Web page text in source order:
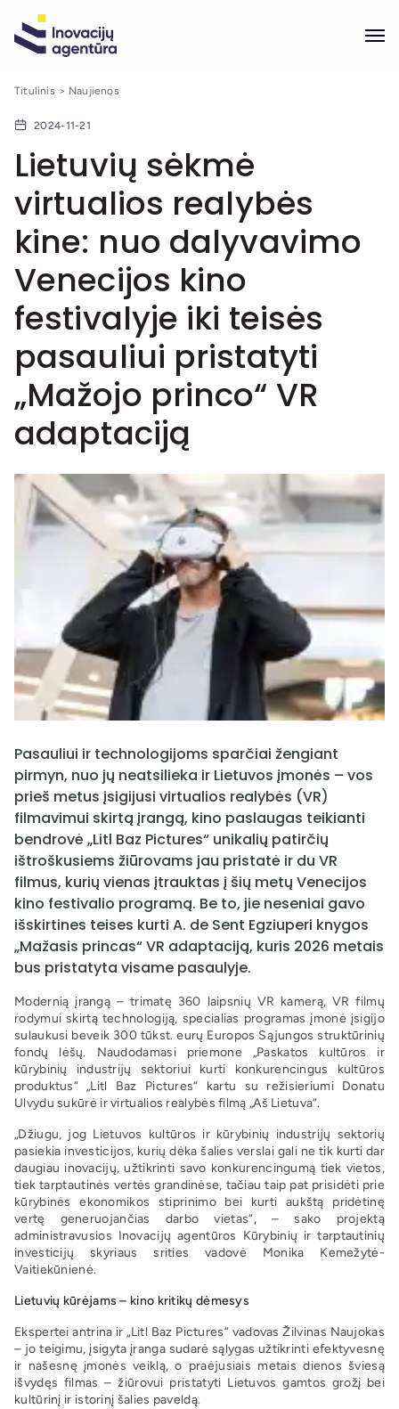
Titulinis Naujienos
2024-11-21
Lietuvių sėkmė
virtualios realybės
kine: nuo dalyvavimo
Venecijos kino
festivalyje iki teisės
pasauliui pristatyti
„Mažojo princo“ VR
adaptaciją
Pasauliui ir technologijoms sparčiai žengiant
pirmyn, nuo jų neatsilieka ir Lietuvos įmonės – vos
prieš metus įsigijusi virtualios realybės (VR)
filmavimui skirtą įrangą, kino paslaugas teikianti
bendrovė „Litl Baz Pictures“ unikalių patirčių
ištroškusiems žiūrovams jau pristatė ir du VR
filmus, kurių vienas įtrauktas į šių metų Venecijos
kino festivalio programą. Be to, jie neseniai gavo
išskirtines teises kurti A. de Sent Egziuperi knygos
„Mažasis princas“ VR adaptaciją, kuris 2026 metais
bus pristatyta visame pasaulyje.
Modernią įrangą – trimatę 360 laipsnių VR kamerą, VR filmų
rodymui skirtą technologiją, specialias programas įmonė įsigijo
sulaukusi beveik 300 tūkst. eurų Europos Sąjungos struktūrinių
fondų lėšų. Naudodamasi priemone „Paskatos kultūros ir
kūrybinių industrijų sektoriui kurti konkurencingus kultūros
produktus“ „Litl Baz Pictures“ kartu su režisieriumi Donatu
Ulvydu sukūrė ir virtualios realybės filmą „Aš Lietuva“.
„Džiugu, jog Lietuvos kultūros ir kūrybinių industrijų sektorių
pasiekia investicijos, kurių dėka šalies verslai gali ne tik kurti dar
daugiau inovacijų, užtikrinti savo konkurencingumą tiek vietos,
tiek tarptautinės vertės grandinėse, tačiau taip pat prisidėti prie
kūrybinės ekonomikos stiprinimo bei kurti aukštą pridėtinę
vertę generuojančias darbo vietas“, – sako projektą
administravusios Inovacijų agentūros Kūrybinių ir tarptautinių
investicijų skyriaus srities vadovė Monika Kemežytė-
Vaitiekūnienė.
Lietuvių kūrėjams – kino kritikų dėmesys
Ekspertei antrina ir „Litl Baz Pictures“ vadovas Žilvinas Naujokas
– jo teigimu, įsigyta įranga sudarė sąlygas užtikrinti efektyvesnę
ir našesnę įmonės veiklą, o praėjusiais metais dienos šviesą
išvydęs filmas – žiūrovui pristatyti Lietuvos gamtos grožį bei
kultūrinį ir istorinį šalies paveldą.